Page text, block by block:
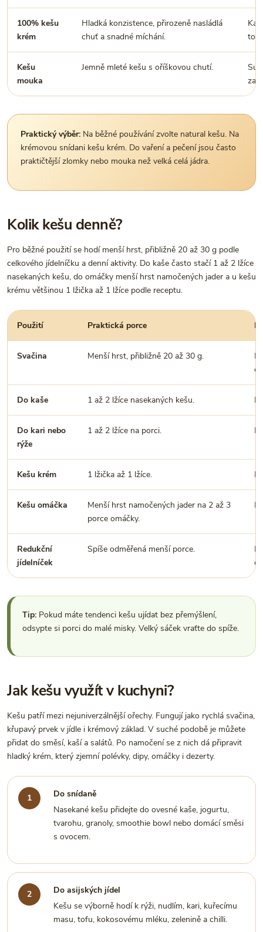
100% kešu
krém
Hladká konzistence, přirozeně nasládlá
chuť a snadné míchání.
Kešu
mouka
Jemně mleté kešu s oříškovou chutí.
Praktický výběr: Na běžné používání zvolte natural kešu. Na
krémovou snídani kešu krém. Do vaření a pečení jsou často
praktičtější zlomky nebo mouka než velká celá jádra.
Kolik kešu denně?
Pro běžné použití se hodí menší hrst, přibližně 20 až 30 g podle
celkového jídelníčku a denní aktivity. Do kaše často stačí 1 až 2 lžíce
nasekaných kešu, do omáčky menší hrst namočených jader a u kešu
krému většinou 1 lžička až 1 lžíce podle receptu.
Použití Praktická porce
Svačina Menší hrst, přibližně 20 až 30 g.
Do kaše 1 až 2 lžíce nasekaných kešu.
Do kari nebo
rýže
1 až 2 lžíce na porci.
Kešu krém 1 lžička až 1 lžíce.
Kešu omáčka
Menší hrst namočených jader na 2 až 3
porce omáčky.
Redukční
jídelníček
Spíše odměřená menší porce.
Tip: Pokud máte tendenci kešu ujídat bez přemýšlení,
odsypte si porci do malé misky. Velký sáček vraťte do spíže.
Jak kešu využít v kuchyni?
Kešu patří mezi nejuniverzálnější ořechy. Fungují jako rychlá svačina,
křupavý prvek v jídle i krémový základ. V suché podobě je můžete
přidat do směsí, kaší a salátů. Po namočení se z nich dá připravit
hladký krém, který zjemní polévky, dipy, omáčky i dezerty.
Do snídaně
Nasekané kešu přidejte do ovesné kaše, jogurtu,
tvarohu, granoly, smoothie bowl nebo domácí směsi
s ovocem.
Do asijských jídel
Kešu se výborně hodí k rýži, nudlím, kari, kuřecímu
masu, tofu, kokosovému mléku, zelenině a chilli.